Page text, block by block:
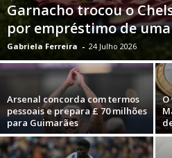
Garnacho trocou o
por empréstimo de
Gabriela Ferreira - 24 Julho 2026
Arsenal concorda com termos
pessoais e prepara £ 70 milhões
para Guimarães